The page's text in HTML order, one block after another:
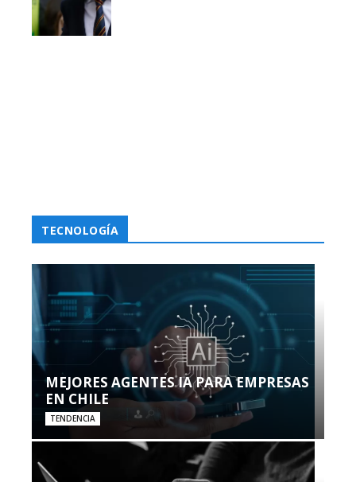
TECNOLOGÍA
MEJORES AGENTES IA PARA EMPRESAS
EN CHILE
TENDENCIA